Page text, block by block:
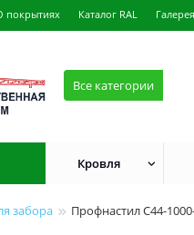
покрытиях Каталог RAL Галерея
Все категории
Кровля
забора Профнастил С44-